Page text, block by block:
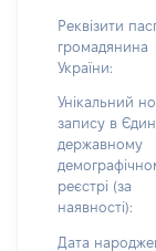
Реквізити
громадянина
України:
Унікальний
запису в
державному
реєстрі (за
наявності):
Дата